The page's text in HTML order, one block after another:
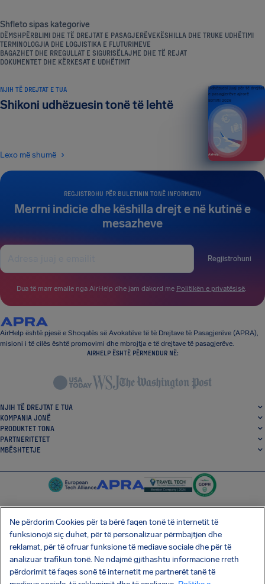
Shfleto sipas kategorive
DËMSHPËRBLIMI DHE TË DREJTAT E PASAGJERËVEKËSHILLA DHE TRUKE UDHËTIMI
TERMINOLOGJIA DHE LOGJISTIKA E FLUTURIMEVE
BAGAZHET DHE RREGULLAT E SIGURISËLAJME DHE TË REJAT
DOKUMENTET DHE KËRKESAT E UDHËTIMIT
REGJISTROHU PËR BULETININ TONË INFORMATIV
Merrni indicie dhe këshilla drejt e në kutinë e
mesazheve
Regjistrohuni
Dua të marr emaile nga AirHelp dhe jam dakord me Politikën e privatësisë.
NJIH TË DREJTAT E TUA
Shikoni udhëzuesin tonë të lehtë
Lexo më shumë
Udhëzuesi juaj për të drejtat
e pasagjerëve ajrorë
BOTIMI 2026
AirHelp është pjesë e Shoqatës së Avokatëve të të Drejtave të Pasagjerëve (APRA),
misioni i të cilës është promovimi dhe mbrojtja e të drejtave të pasagjerëve.
AIRHELP ËSHTË PËRMENDUR NË:
NJIH TË DREJTAT E TUA
KOMPANIA JONË
PRODUKTET TONA
PARTNERITETET
MBËSHTETJE
SocialFacebook
SocialTwitter
SocialInstagram
SocialLinkedin
SHKARKO APLIKACIONIN TONË FALAS
Ne përdorim Cookies për ta bërë faqen tonë të internetit të
funksionojë siç duhet, për të personalizuar përmbajtjen dhe
reklamat, për të ofruar funksione të mediave sociale dhe për të
analizuar trafikun tonë. Ne ndajmë gjithashtu informacione rreth
përdorimit të faqes sonë të internetit me partnerët tanë të